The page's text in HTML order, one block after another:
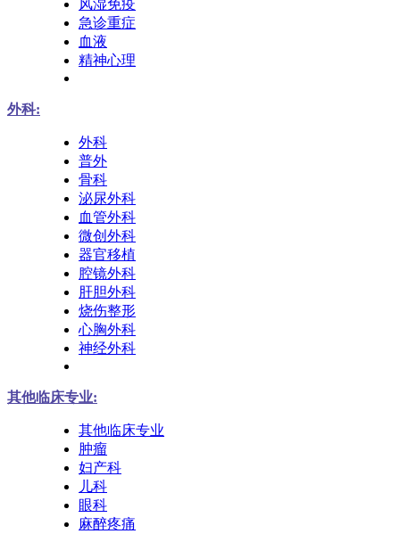
风湿免疫
急诊重症
血液
精神心理
外科:
外科
普外
骨科
泌尿外科
血管外科
微创外科
器官移植
腔镜外科
肝胆外科
烧伤整形
心胸外科
神经外科
其他临床专业:
其他临床专业
肿瘤
妇产科
儿科
眼科
麻醉疼痛